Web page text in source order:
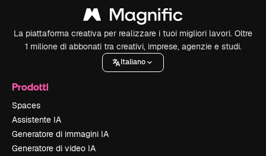
La piattaforma creativa per realizzare i tuoi migliori lavori. Oltre
1 milione di abbonati tra creativi, imprese, agenzie e studi.
Italiano
Prodotti
Spaces
Assistente IA
Generatore di immagini IA
Generatore di video IA